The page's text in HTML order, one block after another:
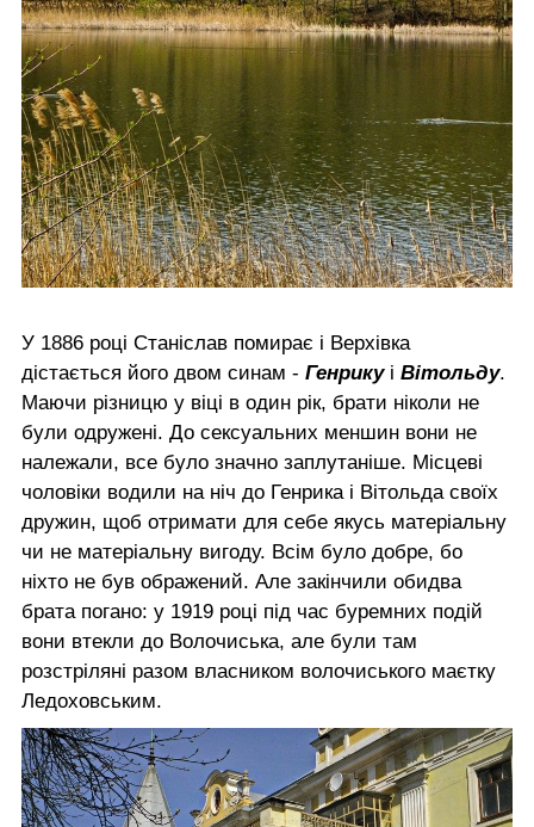
У 1886 році Станіслав помирає і Верхівка
дістається його двом синам - Генрику і Вітольду.
Маючи різницю у віці в один рік, брати ніколи не
були одружені. До сексуальних меншин вони не
належали, все було значно заплутаніше. Місцеві
чоловіки водили на ніч до Генрика і Вітольда своїх
дружин, щоб отримати для себе якусь матеріальну
чи не матеріальну вигоду. Всім було добре, бо
ніхто не був ображений. Але закінчили обидва
брата погано: у 1919 році під час буремних подій
вони втекли до Волочиська, але були там
розстріляні разом власником волочиського маєтку
Ледоховським.